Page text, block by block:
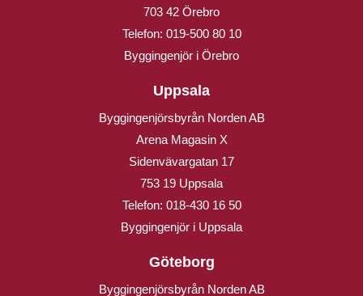
703 42 Örebro
Telefon: 019-500 80 10
Byggingenjör i Örebro
Uppsala
Byggingenjörsbyrån Norden AB
Arena Magasin X
Sidenvävargatan 17
753 19 Uppsala
Telefon: 018-430 16 50
Byggingenjör i Uppsala
Göteborg
Byggingenjörsbyrån Norden AB